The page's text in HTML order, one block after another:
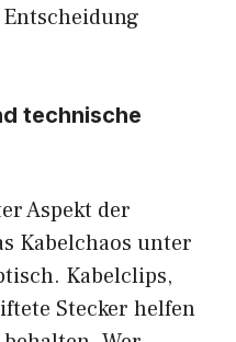
technische
Aspekt der
Kabelchaos unter
Kabelclips,
Stecker helfen